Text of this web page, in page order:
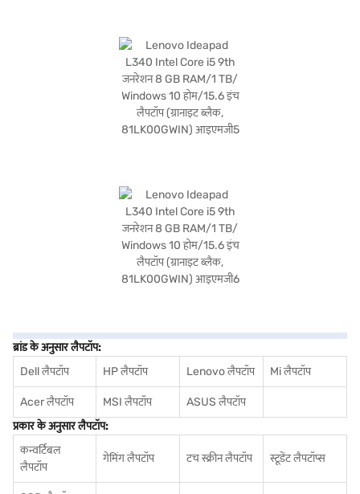
ब्रांड के अनुसार लैपटॉप:
Dell लैपटॉप
HP लैपटॉप Lenovo लैपटॉप Mi लैपटॉप
Acer लैपटॉप MSI लैपटॉप
ASUS लैपटॉप
प्रकार के अनुसार लैपटॉप:
कन्वर्टिबल
लैपटॉप
गेमिंग लैपटॉप टच स्क्रीन लैपटॉप स्टूडेंट लैपटॉप्स